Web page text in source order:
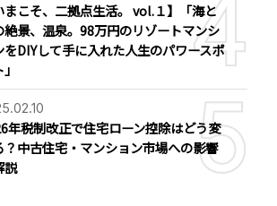
まこそ、二拠点生活。 vol.１】「海と
絶景、温泉。98万円のリゾートマンシ
をDIYして手に入れた人生のパワースポ
年税制改正で住宅ローン控除はどう変
？中古住宅・マンション市場への影響
説